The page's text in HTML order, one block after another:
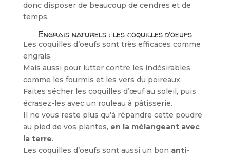
donc disposer de beaucoup de cendres et de
temps.
Engrais naturels : les coquilles d’oeufs
Les coquilles d’oeufs sont très efficaces comme
engrais.
Mais aussi pour lutter contre les indésirables
comme les fourmis et les vers du poireaux.
Faites sécher les coquilles d’œuf au soleil, puis
écrasez-les avec un rouleau à pâtisserie.
Il ne vous reste plus qu’à répandre cette poudre
au pied de vos plantes, en la mélangeant avec
la terre.
Les coquilles d’oeufs sont aussi un bon anti-